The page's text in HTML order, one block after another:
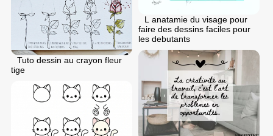
L anatamie du visage pour
faire des dessins faciles pour
les debutants
Tuto dessin au crayon fleur
tige